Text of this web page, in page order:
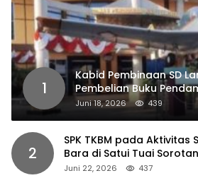
1
Kabid Pembinaan SD
Pembelian Buku
Dipaksakan
Juni 18, 2026 439
2
SPK TKBM pada Aktivitas
Bara di Satui Tuai Sorotan
Juni 22, 2026 437